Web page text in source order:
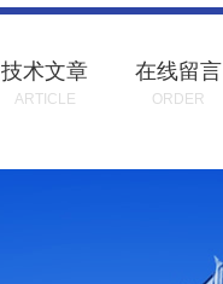
技术文章
ARTICLE
在线留言
ORDER